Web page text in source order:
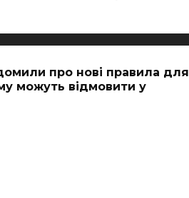
про нові правила для
можуть відмовити у